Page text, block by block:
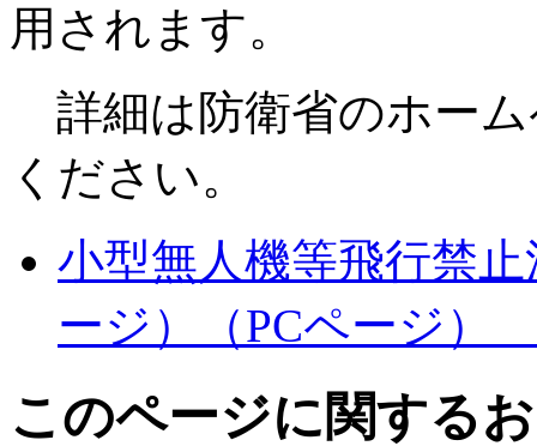
用されます。
詳細は防衛省のホー
ください。
小型無人機等飛行禁
ージ）（PCページ）
このページに関する